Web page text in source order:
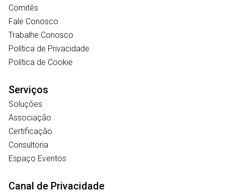
Comitês
Fale Conosco
Trabalhe Conosco
Política de Privacidade
Política de Cookie
Serviços
Soluções
Associação
Certificação
Consultoria
Espaço Eventos
Canal de Privacidade